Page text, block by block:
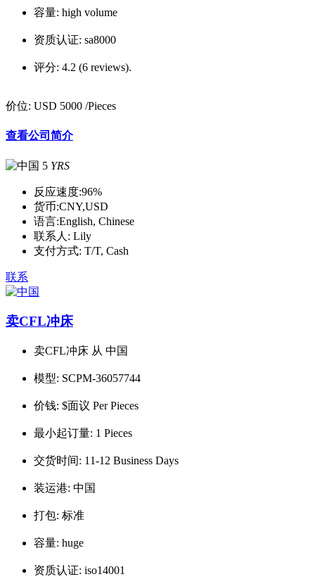
容量: high volume
资质认证: sa8000
评分: 4.2 (6 reviews).
价位: USD 5000 /Pieces
查看公司简介
5 YRS
反应速度:96%
货币:CNY,USD
语言:English, Chinese
联系人: Lily
支付方式: T/T, Cash
联系
卖CFL冲床
卖CFL冲床 从 中国
模型: SCPM-36057744
价钱: $面议 Per Pieces
最小起订量: 1 Pieces
交货时间: 11-12 Business Days
装运港: 中国
打包: 标准
容量: huge
资质认证: iso14001